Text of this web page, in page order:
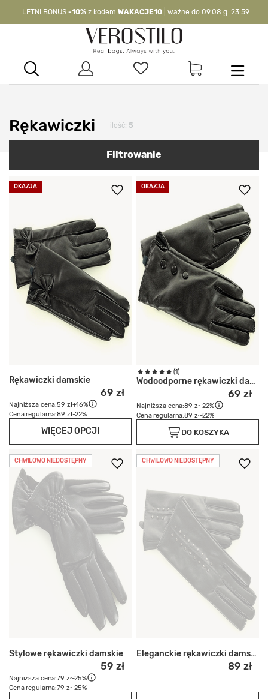
LETNI BONUS -10% z kodem WAKACJE10 | ważne do 09.08 g. 23:59
WAKACJE10| nie dotyczy produktów z flagą OKAZJA >
Rękawiczki ilość: 5
Filtrowanie
OKAZJA
Rękawiczki damskie
69 zł
Najniższa cena:59 zł+16%
Cena regularna:89 zł-22%
WIĘCEJ OPCJI
OKAZJA
(1)
Wodoodporne rękawiczki damskie
69 zł
Najniższa cena:89 zł-22%
Cena regularna:89 zł-22%
DO KOSZYKA
CHWILOWO NIEDOSTĘPNY
Stylowe rękawiczki damskie
59 zł
Najniższa cena:79 zł-25%
Cena regularna:79 zł-25%
CHWILOWO NIEDOSTĘPNY
Eleganckie rękawiczki damskie
89 zł